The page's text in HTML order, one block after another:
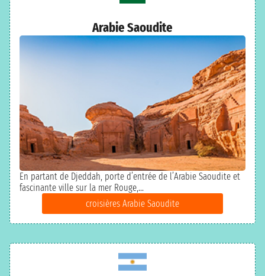
Arabie Saoudite
En partant de Djeddah, porte d’entrée de l’Arabie Saoudite et
fascinante ville sur la mer Rouge,...
croisières Arabie Saoudite